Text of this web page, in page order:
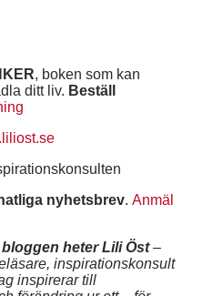
, boken som kan
ditt liv. Beställ
nyhetsbrev. Anmäl
heter Lili Öst–
inspirationskonsult
inspirerar till